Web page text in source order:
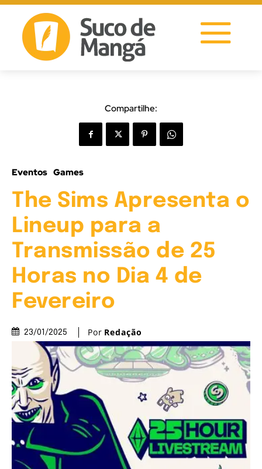
Compartilhe:
Eventos Games
The Sims Apresenta o
Lineup para a
Transmissão de 25
Horas no Dia 4 de
Fevereiro
23/01/2025 Por Redação